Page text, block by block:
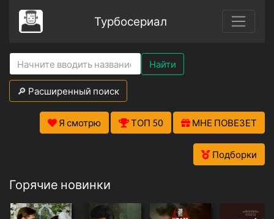
Турбосериал
Найти
🔎 Расширенный поиск
Я смотрю ТОП 50 МНЕ ПОВЕЗЕТ
Подборки
Горячие новинки